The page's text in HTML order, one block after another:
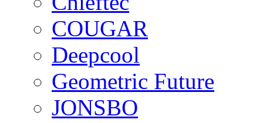
COUGAR
Deepcool
Geometric Future
JONSBO